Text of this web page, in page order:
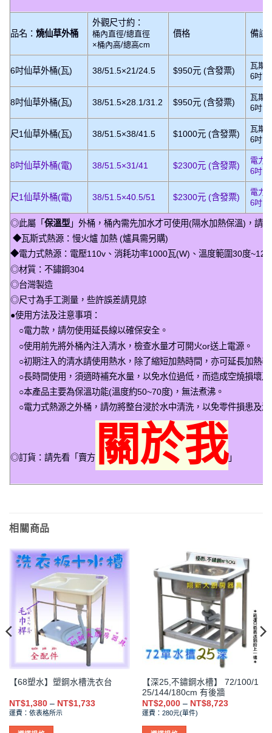
品名： 燒仙草外桶
外觀尺寸約：
桶內直徑/總直徑
×桶內高/總高cm
價格 備註
6吋仙草外桶(瓦) 38/51.5×21/24.5 $950元 (含發票)
瓦斯
6吋可
8吋仙草外桶(瓦) 38/51.5×28.1/31.2 $950元 (含發票)
瓦斯
6吋
尺1仙草外桶(瓦) 38/51.5×38/41.5 $1000元 (含發票)
瓦斯
6吋
8吋仙草外桶(電) 38/51.5×31/41 $2300元 (含發票)
電力
6吋
尺1仙草外桶(電) 38/51.5×40.5/51 $2300元 (含發票)
電力
6吋
◎此屬「保溫型 」外桶，桶內需先加水才可使用(隔水加熱保溫)，請
◆瓦斯式熱源：慢火爐 加熱 (爐具需另購)
◆電力式熱源：電壓110v、消耗功率1000瓦(W)、溫度範圍30度~120
◎材質：不鏽鋼304
◎台灣製造
◎尺寸為手工測量，些許誤差請見諒
●使用方法及注意事項：
○電力款，請勿使用延長線以確保安全。
○使用前先將外桶內注入清水，檢查水量才可開火or送上電源。
○初期注入的清水請使用熱水，除了縮短加熱時間，亦可延長加熱
○長時間使用，須適時補充水量，以免水位過低，而造成空燒損壞及
○本產品主要為保溫功能(溫度約50~70度)，無法煮沸。
○電力式熱源之外桶，請勿將整台浸於水中清洗，以免零件損患及漏
◎訂貨：請先看「賣方 關於我」
相關商品
【68塑水】塑鋼水槽洗衣台
NT$1,380 – NT$1,733價
運費：依表格所示
【深25,不鏽鋼水槽】 72/100/1
25/144/180cm 有後牆
NT$2,000 – NT$8,723價
運費：280元(單件)